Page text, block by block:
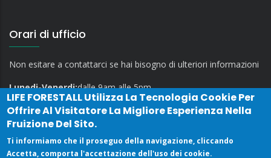
Orari di ufficio
Non esitare a contattarci se hai bisogno di ulteriori informazioni
Lunedi-Venerdi:dalle 9am alle 5pm
LIFE FORESTALLUtilizza La Tecnologia Cookie Per
Offrire Al Visitatore La Migliore Esperienza Nella
Fruizione Del Sito.
Ti informiamo che il proseguo della navigazione, cliccando
Accetta, comporta l'accettazione dell'uso dei cookie.